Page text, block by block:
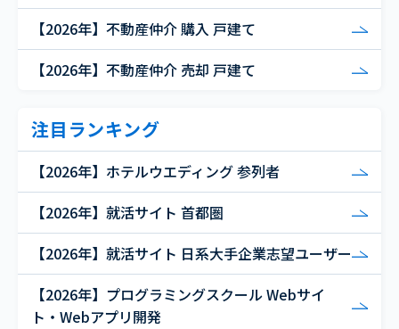
【2026年】不動産仲介 購入 戸建て
【2026年】不動産仲介 売却 戸建て
注目ランキング
【2026年】ホテルウエディング 参列者
【2026年】就活サイト 首都圏
【2026年】就活サイト 日系大手企業志望ユーザー
【2026年】プログラミングスクール Webサイ
ト・Webアプリ開発